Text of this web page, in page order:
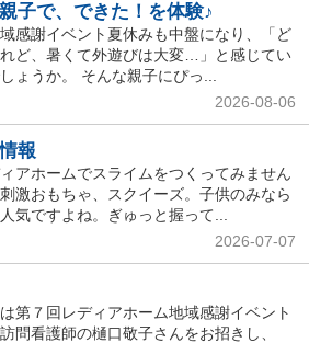
子で、できた！を体験♪
感謝イベント夏休みも中盤になり、「ど
ど、暑くて外遊びは大変…」と感じてい
ょうか。 そんな親子にぴっ...
2026-08-06
報
アホームでスライムをつくってみません
激おもちゃ、スクイーズ。子供のみなら
気ですよね。ぎゅっと握って...
2026-07-07
第７回レディアホーム地域感謝イベント
問看護師の樋口敬子さんをお招きし、